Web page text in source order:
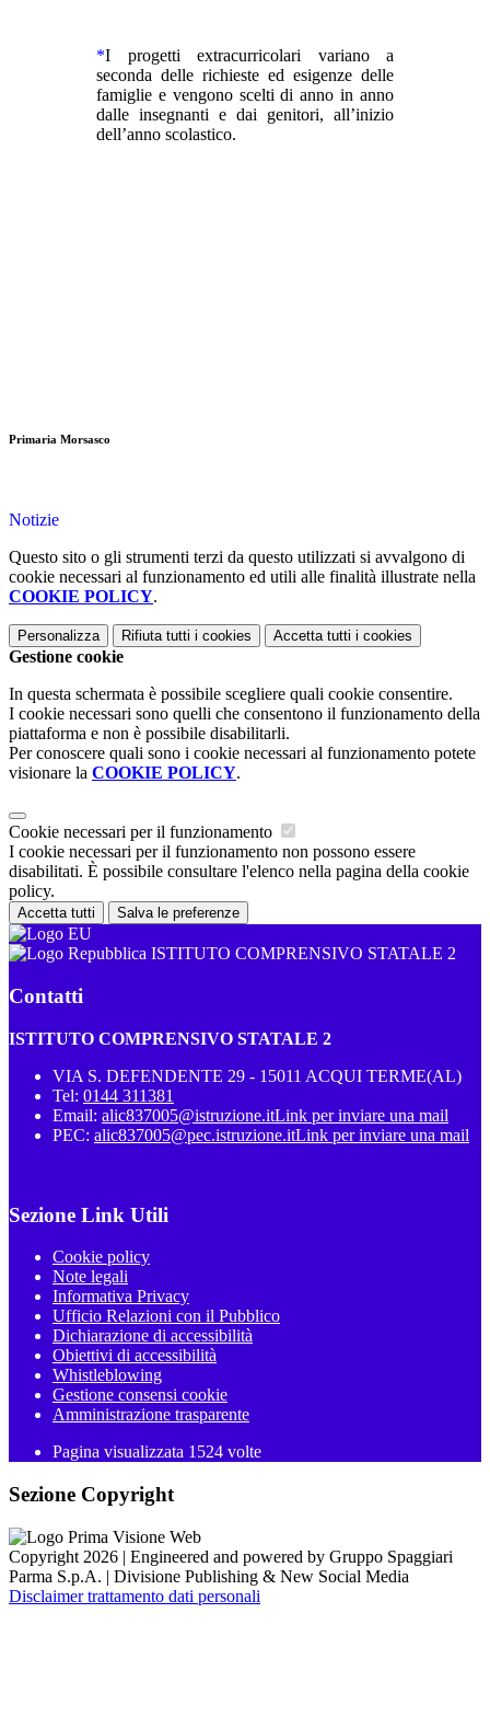
*I progetti extracurricolari variano a
seconda delle richieste ed esigenze delle
famiglie e vengono scelti di anno in anno
dalle insegnanti e dai genitori, all’inizio
dell’anno scolastico.
Primaria Morsasco
Notizie
Questo sito o gli strumenti terzi da questo utilizzati si avvalgono di
cookie necessari al funzionamento ed utili alle finalità illustrate nella
COOKIE POLICY.
Personalizza Rifiuta tutti i cookies Accetta tutti i cookies
Gestione cookie
In questa schermata è possibile scegliere quali cookie consentire.
I cookie necessari sono quelli che consentono il funzionamento della
piattaforma e non è possibile disabilitarli.
Per conoscere quali sono i cookie necessari al funzionamento potete
visionare la COOKIE POLICY.
Cookie necessari per il funzionamento
I cookie necessari per il funzionamento non possono essere
disabilitati. È possibile consultare l'elenco nella pagina della cookie
policy.
Accetta tutti Salva le preferenze
ISTITUTO COMPRENSIVO STATALE 2
Contatti
ISTITUTO COMPRENSIVO STATALE 2
VIA S. DEFENDENTE 29 - 15011 ACQUI TERME(AL)
Tel: 0144 311381
Email: alic837005@istruzione.itLink per inviare una mail
PEC: alic837005@pec.istruzione.itLink per inviare una mail
Sezione Link Utili
Cookie policy
Note legali
Informativa Privacy
Ufficio Relazioni con il Pubblico
Dichiarazione di accessibilità
Obiettivi di accessibilità
Whistleblowing
Gestione consensi cookie
Amministrazione trasparente
Pagina visualizzata 1524 volte
Sezione Copyright
Copyright 2026 | Engineered and powered by Gruppo Spaggiari
Parma S.p.A. | Divisione Publishing & New Social Media
Disclaimer trattamento dati personali